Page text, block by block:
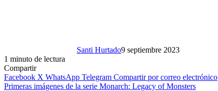
Santi Hurtado9 septiembre 2023
1 minuto de lectura
Compartir
Facebook X WhatsApp Telegram Compartir por correo electrónico
Primeras imágenes de la serie Monarch: Legacy of Monsters